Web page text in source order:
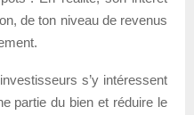
de ton niveau de revenus
s’y intéressent
partie du bien et réduire le